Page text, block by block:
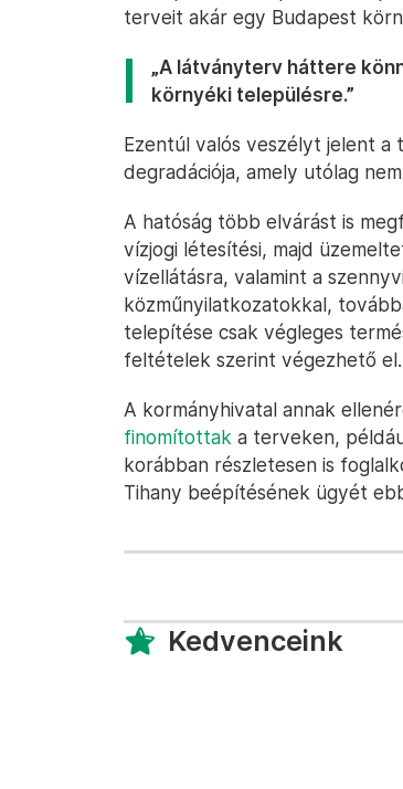
terveit akár egy Budapest
„A látványterv háttere
környéki településre.”
Ezentúl valós veszélyt jelent a
degradációja, amely utólag
A hatóság több elvárást is
vízjogi létesítési, majd
vízellátásra, valamint a
közműnyilatkozatokkal,
telepítése csak végleges
feltételek szerint végezhető el.
A kormányhivatal annak
finomítottak a terveken,
korábban részletesen is
Tihany beépítésének ügyét
Kedvenceink